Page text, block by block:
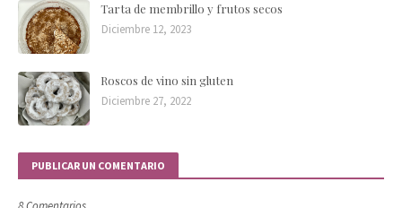
Tarta de membrillo y frutos secos
Diciembre 12, 2023
Roscos de vino sin gluten
Diciembre 27, 2022
PUBLICAR UN COMENTARIO